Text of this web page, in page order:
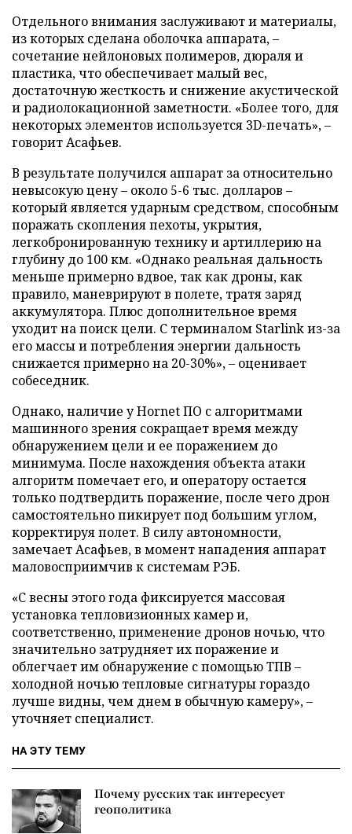
Отдельного внимания заслуживают и материалы,
из которых сделана оболочка аппарата, –
сочетание нейлоновых полимеров, дюраля и
пластика, что обеспечивает малый вес,
достаточную жесткость и снижение акустической
и радиолокационной заметности. «Более того, для
некоторых элементов используется 3D-печать», –
говорит Асафьев.
В результате получился аппарат за относительно
невысокую цену – около 5-6 тыс. долларов –
который является ударным средством, способным
поражать скопления пехоты, укрытия,
легкобронированную технику и артиллерию на
глубину до 100 км. «Однако реальная дальность
меньше примерно вдвое, так как дроны, как
правило, маневрируют в полете, тратя заряд
аккумулятора. Плюс дополнительное время
уходит на поиск цели. С терминалом Starlink из-за
его массы и потребления энергии дальность
снижается примерно на 20-30%», – оценивает
собеседник.
Однако, наличие у Hornet ПО с алгоритмами
машинного зрения сокращает время между
обнаружением цели и ее поражением до
минимума. После нахождения объекта атаки
алгоритм помечает его, и оператору остается
только подтвердить поражение, после чего дрон
самостоятельно пикирует под большим углом,
корректируя полет. В силу автономности,
замечает Асафьев, в момент нападения аппарат
маловосприимчив к системам РЭБ.
«С весны этого года фиксируется массовая
установка тепловизионных камер и,
соответственно, применение дронов ночью, что
значительно затрудняет их поражение и
облегчает им обнаружение с помощью ТПВ –
холодной ночью тепловые сигнатуры гораздо
лучше видны, чем днем в обычную камеру», –
уточняет специалист.
НА ЭТУ ТЕМУ
Почему русских так интересует
геополитика